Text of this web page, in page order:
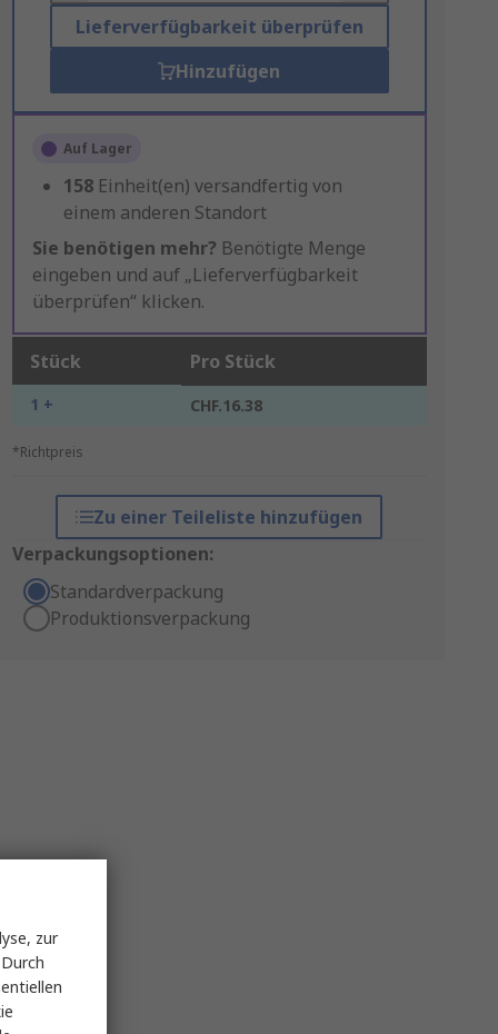
Lieferverfügbarkeit überprüfen
Hinzufügen
Auf Lager
158 Einheit(en) versandfertig von
einem anderen Standort
Sie benötigen mehr? Benötigte Menge
eingeben und auf „Lieferverfügbarkeit
überprüfen“ klicken.
Stück Pro Stück
1 + CHF.16.38
*Richtpreis
Zu einer Teileliste hinzufügen
Verpackungsoptionen:
Standardverpackung
Produktionsverpackung
zur